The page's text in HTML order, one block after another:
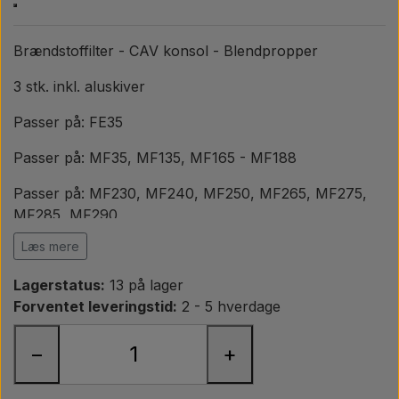
Maling Agricolour
PTO Aksler GARDLOC
Værksted/ Værktøj
Brændstoffilter - CAV konsol - Blendpropper
3 stk. inkl. aluskiver
Passer på: FE35
Passer på: MF35, MF135, MF165 - MF188
Passer på: MF230, MF240, MF250, MF265, MF275,
MF285, MF290
Passer på: Ford 2000, 3000, 4000, 5000 7000
Passer på: Ford 2600, 3600, 4600, 5600, 6600, 6700,
7600
Passer på Ford: 2610, 3610, 3910, 4110, 4610, 5610,
6610, 6710, 6810, 7410, 7610, 7710
Læs mere
Lagerstatus: 13 på lager
Forventet leveringstid: 2 - 5 hverdage
− +